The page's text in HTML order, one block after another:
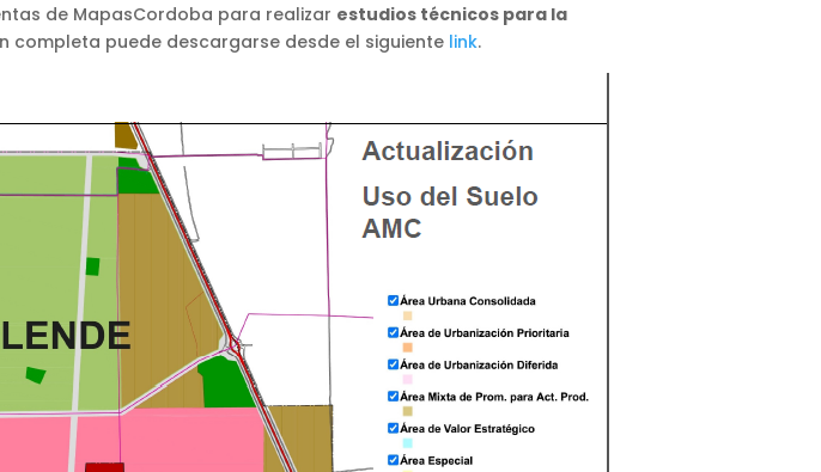
de MapasCordoba para realizar estudios técnicos para la
completa puede descargarse desde el siguiente link.